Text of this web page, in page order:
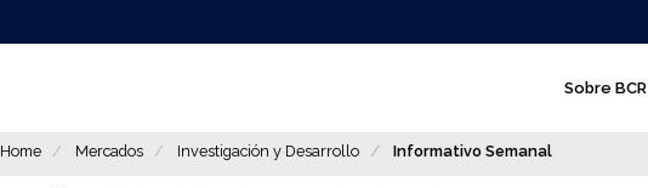
v
Sobre BCR
Home Mercados Investigación y Desarrollo Informativo Semanal